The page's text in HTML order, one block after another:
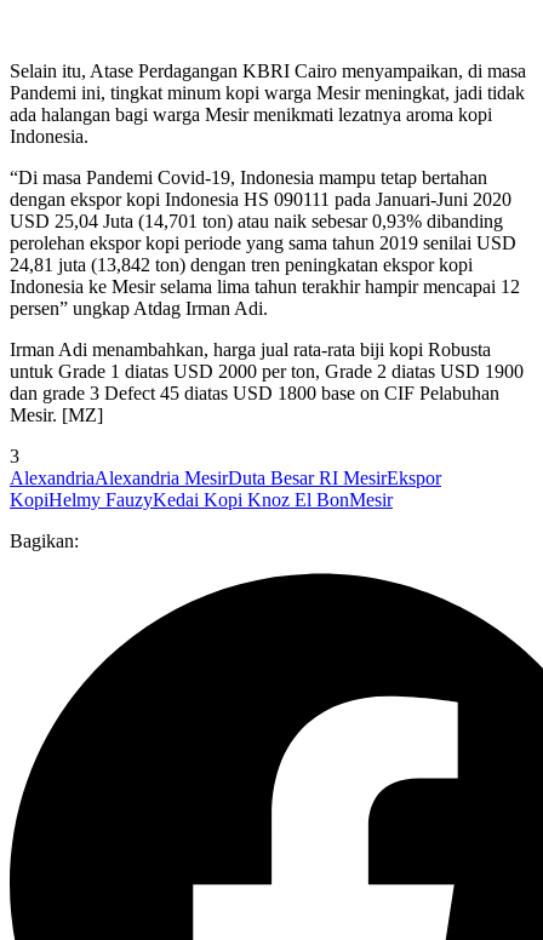
Selain itu, Atase Perdagangan KBRI Cairo menyampaikan, di masa
Pandemi ini, tingkat minum kopi warga Mesir meningkat, jadi tidak
ada halangan bagi warga Mesir menikmati lezatnya aroma kopi
Indonesia.
“Di masa Pandemi Covid-19, Indonesia mampu tetap bertahan
dengan ekspor kopi Indonesia HS 090111 pada Januari-Juni 2020
USD 25,04 Juta (14,701 ton) atau naik sebesar 0,93% dibanding
perolehan ekspor kopi periode yang sama tahun 2019 senilai USD
24,81 juta (13,842 ton) dengan tren peningkatan ekspor kopi
Indonesia ke Mesir selama lima tahun terakhir hampir mencapai 12
persen” ungkap Atdag Irman Adi.
Irman Adi menambahkan, harga jual rata-rata biji kopi Robusta
untuk Grade 1 diatas USD 2000 per ton, Grade 2 diatas USD 1900
dan grade 3 Defect 45 diatas USD 1800 base on CIF Pelabuhan
Mesir. [MZ]
3
AlexandriaAlexandria MesirDuta Besar RI MesirEkspor
KopiHelmy FauzyKedai Kopi Knoz El BonMesir
Bagikan: